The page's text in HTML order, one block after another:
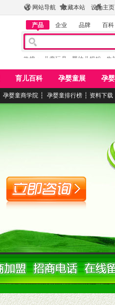
网站导航 收藏本站 设为主页
产品 企业 品牌 百科
热搜： 儿童玩具 婴幼儿奶粉 牛
育儿百科 孕婴童展 孕
孕婴童商学院 ┆ 孕婴童排行榜 ┆ 资料下载